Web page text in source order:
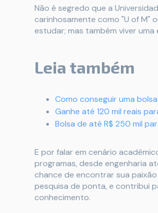
Não é segredo que a
carinhosamente como "U of M"
estudar; mas também viver
Leia também
Como conseguir uma
Ganhe até 120 mil reais
Bolsa de até R$ 250 mil
E por falar em cenário
programas, desde engenharia
chance de encontrar sua
pesquisa de ponta, e contribui
conhecimento.